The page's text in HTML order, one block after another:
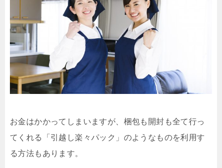
お金はかかってしまいますが、梱包も開封も全て行っ
てくれる「引越し楽々パック」のようなものを利用す
る方法もあります。